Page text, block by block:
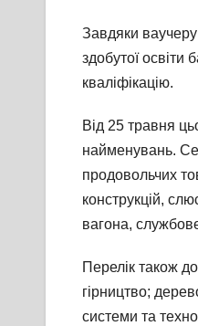
Завдяки
здобутої освіти
кваліфікацію.
Від 25 травня
найменувань.
продовольчих
конструкцій,
вагона,
Перелік також
гірництво;
системи та